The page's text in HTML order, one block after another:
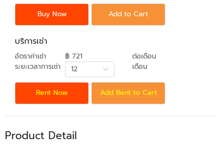
Buy Now Add to Cart
บริการเช่า
อัตราค่าเช่า ฿ 721
ต่อเดือน
ระยะเวลาการเช่า
12 เดือน
Rent Now Add Rent to Cart
Product Detail